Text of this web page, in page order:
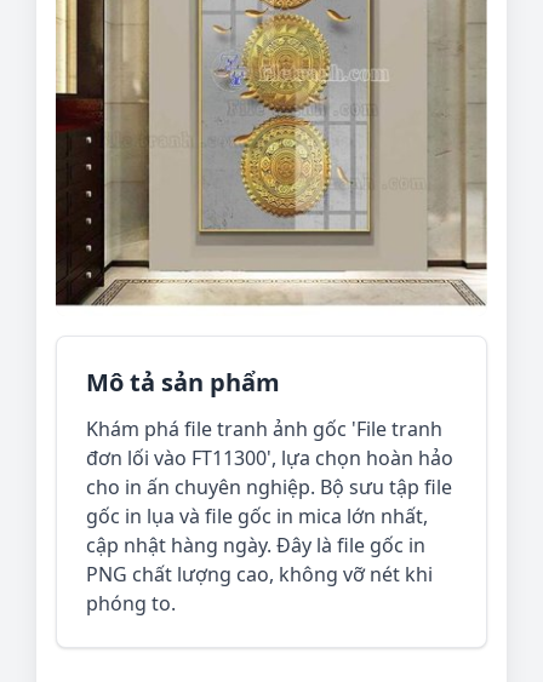
Mô tả sản phẩm
Khám phá file tranh ảnh gốc 'File tranh
đơn lối vào FT11300', lựa chọn hoàn hảo
cho in ấn chuyên nghiệp. Bộ sưu tập file
gốc in lụa và file gốc in mica lớn nhất,
cập nhật hàng ngày. Đây là file gốc in
PNG chất lượng cao, không vỡ nét khi
phóng to.